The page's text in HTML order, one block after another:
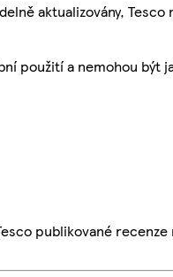
aktualizovány,
použití a nemohou
publikované